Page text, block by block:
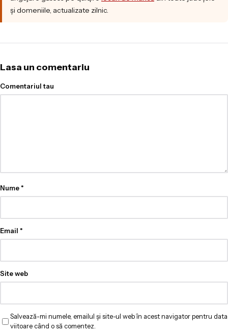
și domeniile, actualizate zilnic.
Lasa un comentariu
Comentariul tau
Nume*
Email *
Site web
Salvează-mi numele, emailul și site-ul web în acest navigator pentru data
viitoare când o să comentez.